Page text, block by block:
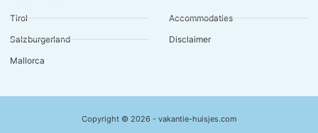
Tirol
Salzburgerland
Mallorca
Accommodaties
Disclaimer
Copyright © 2026 - vakantie-huisjes.com